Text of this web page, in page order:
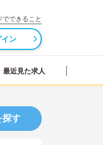
でできること
イン
最近見た求人
探す